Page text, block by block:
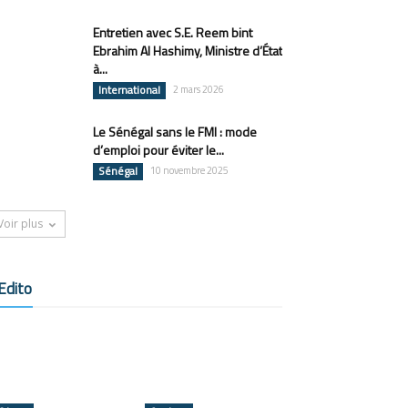
Entretien avec S.E. Reem bint
Ebrahim Al Hashimy, Ministre d’État
à...
International 2 mars 2026
Le Sénégal sans le FMI : mode
d’emploi pour éviter le...
Sénégal 10 novembre 2025
plus